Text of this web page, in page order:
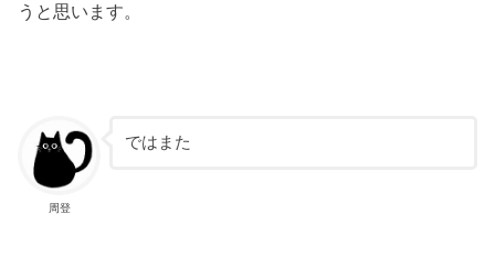
うと思います。
周登
ではまた